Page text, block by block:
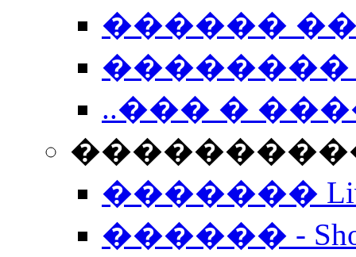
������
��������
..��� �
����������
�������
������ -